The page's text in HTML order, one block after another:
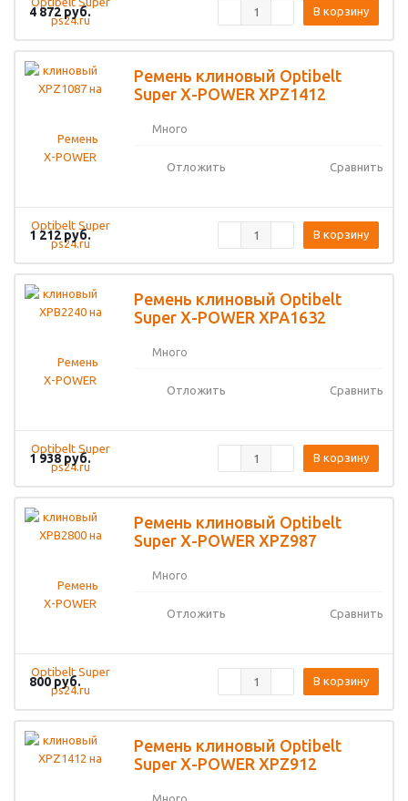
4 872 руб. В корзину
Ремень клиновый Optibelt
Super X-POWER XPZ1412
Много
Отложить Сравнить
1 212 руб. В корзину
Ремень клиновый Optibelt
Super X-POWER XPA1632
Много
Отложить Сравнить
1 938 руб. В корзину
Ремень клиновый Optibelt
Super X-POWER XPZ987
Много
Отложить Сравнить
800 руб. В корзину
Ремень клиновый Optibelt
Super X-POWER XPZ912